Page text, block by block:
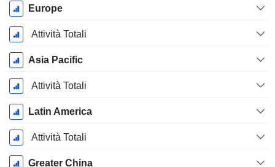
Europe
Attività Totali
Asia Pacific
Attività Totali
Latin America
Attività Totali
Greater China